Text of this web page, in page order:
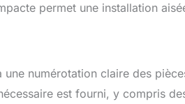
permet une installation
numérotation claire des
est fourni, y compris